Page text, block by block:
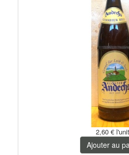
2,60 €
Ajouter au